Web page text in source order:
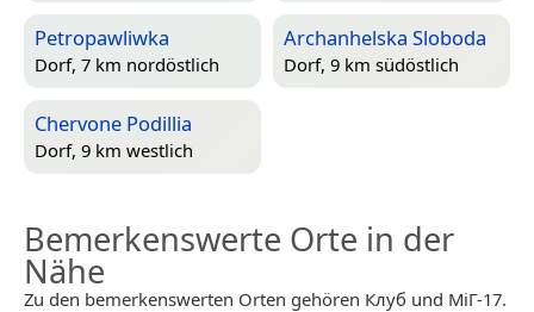
Petropawliwka
Dorf, 7 km nordöstlich
Archanhelska Sloboda
Dorf, 9 km südöstlich
Chervone Podillia
Dorf, 9 km westlich
Bemerkenswerte Orte in der
Nähe
Zu den bemerkenswerten Orten gehören Клуб und МіГ-17.